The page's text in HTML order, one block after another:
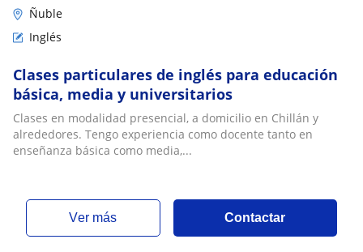
Ñuble
Inglés
Clases particulares de inglés para educación
básica, media y universitarios
Clases en modalidad presencial, a domicilio en Chillán y
alrededores. Tengo experiencia como docente tanto en
enseñanza básica como media,...
ver más Contactar